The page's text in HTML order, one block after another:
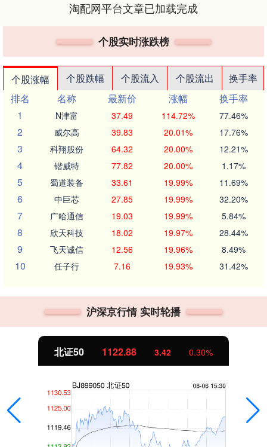
淘配网平台文章已加载完成
个股实时涨跌榜
个股涨幅 个股跌幅 个股流入 个股流出
换手率
排名
名称 最新价 涨幅
换手率
1
N津富 37.49 114.72% 77.46%
2 威尔高 39.83 20.01% 17.76%
3 科翔股份 64.32 20.00% 12.21%
4 锴威特 77.82 20.00% 1.17%
5 蜀道装备 33.61 19.99% 11.69%
6 中巨芯 27.85 19.99% 32.20%
7 广哈通信 19.03 19.99% 5.84%
8 欣天科技 18.02 19.97% 28.44%
9 飞天诚信 12.56 19.96% 8.49%
10 任子行 7.16 19.93% 31.42%
沪深京行情 实时轮播
北证50 1122.88 3.42 0.30%